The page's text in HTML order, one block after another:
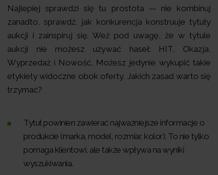
Najlepiej sprawdzi się tu prostota — nie kombinuj
zanadto, sprawdź, jak konkurencja konstruuje tytuły
aukcji i zainspiruj się. Weź pod uwagę, że w tytule
aukcji nie możesz używać haseł: HIT, Okazja,
Wyprzedaż i Nowość. Możesz jedynie wykupić takie
etykiety widoczne obok oferty. Jakich zasad warto się
trzymać?
Tytuł powinien zawierać najważniejsze informacje o
produkcie (marka, model, rozmiar, kolor). To nie tylko
pomaga klientowi, ale także wpływa na wyniki
wyszukiwania.